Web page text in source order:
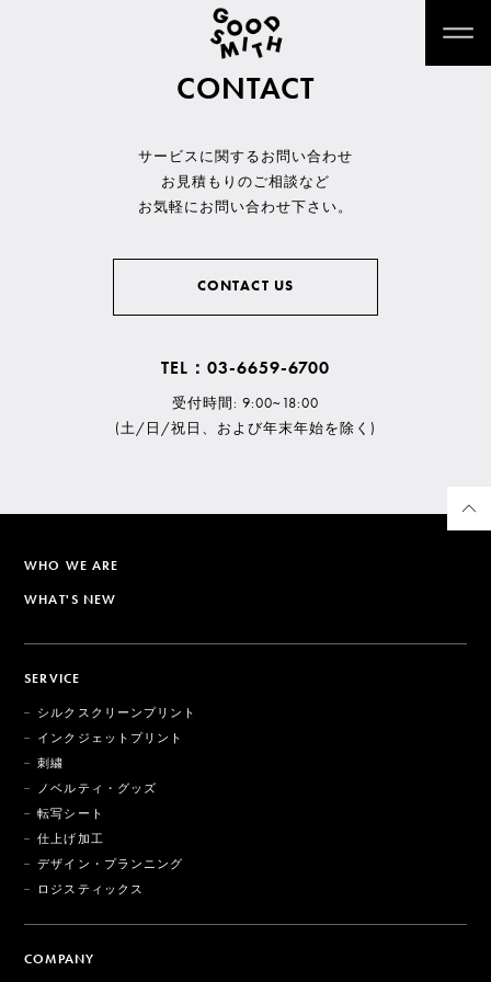
CONTACT
サービスに関するお問い合わせ
お見積もりのご相談など
お気軽にお問い合わせ下さい。
CONTACT US
TEL：03-6659-6700
受付時間: 9:00~18:00
(土/日/祝日、および年末年始を除く)
WHO WE ARE
WHAT'S NEW
SERVICE
シルクスクリーンプリント
インクジェットプリント
刺繍
ノベルティ・グッズ
転写シート
仕上げ加工
デザイン・プランニング
ロジスティックス
COMPANY